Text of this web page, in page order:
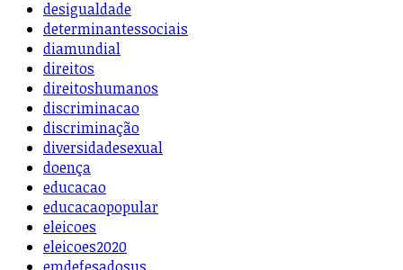
desigualdade
determinantessociais
diamundial
direitos
direitoshumanos
discriminacao
discriminação
diversidadesexual
doença
educacao
educacaopopular
eleicoes
eleicoes2020